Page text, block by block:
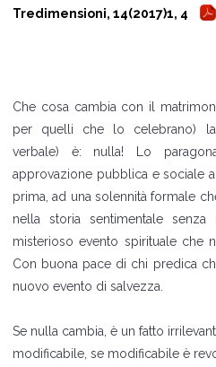
Tredimensioni, 14(2017)1, 4
Che cosa cambia con il
per quelli che lo celebrano)
verbale) è: nulla! Lo
approvazione pubblica e sociale
prima, ad una solennità formale
nella storia sentimentale
misterioso evento spirituale che
Con buona pace di chi predica
nuovo evento di salvezza.
Se nulla cambia, è un fatto
modificabile, se modificabile è